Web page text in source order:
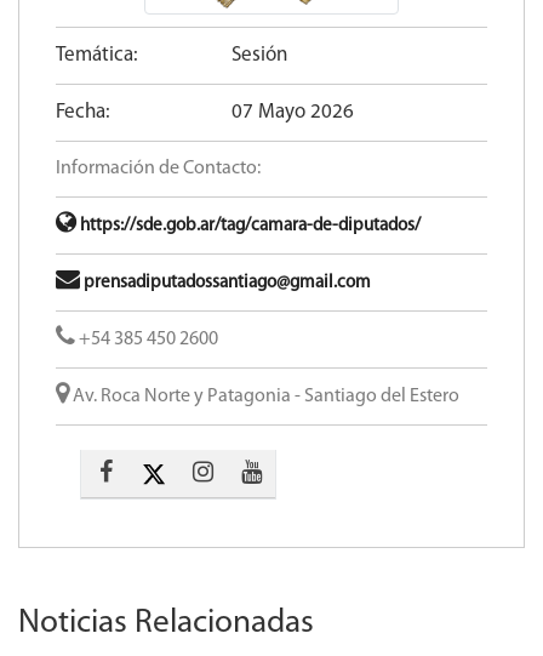
Temática: Sesión
Fecha: 07 Mayo 2026
Información de Contacto:
https://sde.gob.ar/tag/camara-de-diputados/
prensadiputadossantiago@gmail.com
+54 385 450 2600
Av. Roca Norte y Patagonia - Santiago del Estero
Noticias Relacionadas